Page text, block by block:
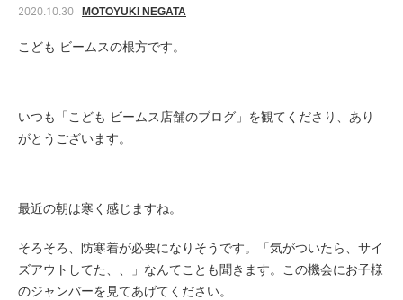
2020.10.30 MOTOYUKI NEGATA
こども ビームスの根方です。
いつも「こども ビームス店舗のブログ」を観てくださり、あり
がとうございます。
最近の朝は寒く感じますね。
そろそろ、防寒着が必要になりそうです。「気がついたら、サイ
ズアウトしてた、、」なんてことも聞きます。この機会にお子様
のジャンバーを見てあげてください。